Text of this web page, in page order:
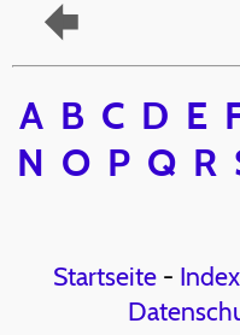
A B C D E
N O P Q R
Startseite- Index